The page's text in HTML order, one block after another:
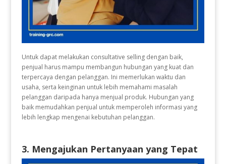
Untuk dapat melakukan consultative selling dengan baik,
penjual harus mampu membangun hubungan yang kuat dan
terpercaya dengan pelanggan. Ini memerlukan waktu dan
usaha, serta keinginan untuk lebih memahami masalah
pelanggan daripada hanya menjual produk. Hubungan yang
baik memudahkan penjual untuk memperoleh informasi yang
lebih lengkap mengenai kebutuhan pelanggan.
3. Mengajukan Pertanyaan yang Tepat